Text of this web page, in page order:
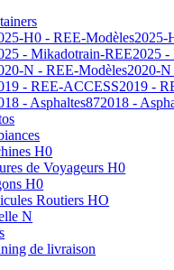
2025-
2025 -
2020-
2019 -
2018 -
H0
de Voyageurs H0
H0
Routiers HO
N
de livraison